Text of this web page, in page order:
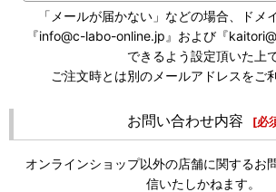
「メールが届かない」などの場合、ドメ
『info@c-labo-online.jp』および『
できるよう設定頂いた上
ご注文時とは別のメールアドレスをご
お問い合わせ内容 [必
オンラインショップ以外の店舗に関するお
信いたしかねます。